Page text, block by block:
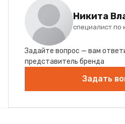
Никита
специалист по
Задайте вопрос — вам
представитель бренда
Задать